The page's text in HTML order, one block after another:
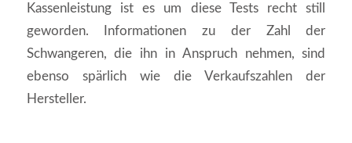
Kassenleistung ist es um diese Tests recht still
geworden. Informationen zu der Zahl der
Schwangeren, die ihn in Anspruch nehmen, sind
ebenso spärlich wie die Verkaufszahlen der
Hersteller.